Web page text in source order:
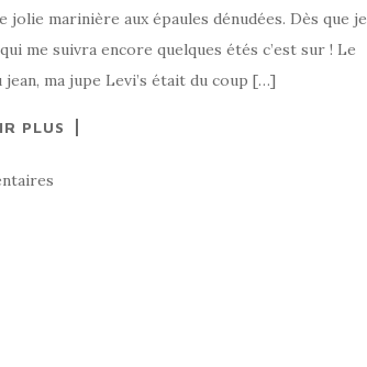
marinière aux épaules dénudées. Dès que je
me suivra encore quelques étés c’est sur ! Le
ma jupe Levi’s était du coup […]
PLUS